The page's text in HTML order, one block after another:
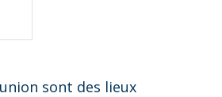
sont des lieux